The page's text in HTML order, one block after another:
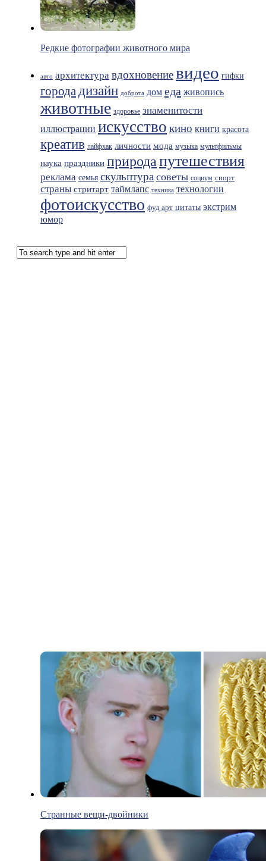
Редкие фотографии животного мира
авто архитектура вдохновениевидео гифки
городадизайн доброта дом еда живопись
животные здоровье знаменитости
иллюстрации искусство кино книги красота
креатив лайфхак личности мода музыка мультфильмы
наука праздники природапутешествия
реклама семья скульптура советы социум спорт
страны стритарт таймлапс техника технологии
фотоискусство фуд арт цитаты экстрим
юмор
Странные вещи-двойники